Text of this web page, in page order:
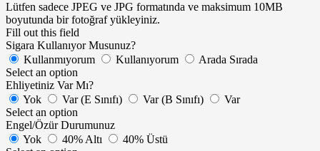
Lütfen sadece JPEG ve JPG formatında ve maksimum 10MB
boyutunda bir fotoğraf yükleyiniz.
Fill out this field
Sigara Kullanıyor Musunuz?
Kullanmıyorum
Kullanıyorum
Arada Sırada
Select an option
Ehliyetiniz Var Mı?
Yok
Var (E Sınıfı) Var (B Sınıfı)
Var
Select an option
Engel/Özür Durumunuz
Yok
40% Altı
40% Üstü